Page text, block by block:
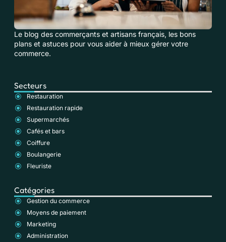
Le blog des commerçants et artisans français, les bons
plans et astuces pour vous aider à mieux gérer votre
commerce.
Secteurs
Restauration
Restauration rapide
Supermarchés
Cafés et bars
Coiffure
Boulangerie
Fleuriste
Catégories
Gestion du commerce
Moyens de paiement
Marketing
Administration